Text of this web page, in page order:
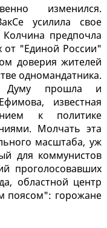
изменился.
усилила свое
предпочла
от "Единой России"
доверия жителей
одномандатника.
Думу прошла и
известная
к политике
Молчать эта
масштаба, уж
для коммунистов
проголосовавших
областной центр
поясом": горожане